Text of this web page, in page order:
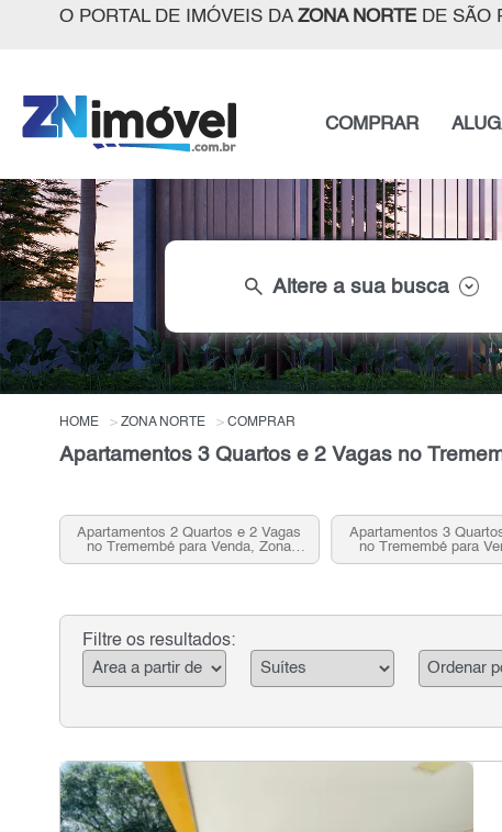
O PORTAL DE IMÓVEIS DA ZONA NORTEDE SÃO
COMPRAR
search Altere a sua busca
HOME ZONA NORTE COMPRAR
Apartamentos 3 Quartos e 2 Vagas no
Apartamentos 2 Quartos e 2 Vagas
no Tremembé para Venda, Zona
Norte, SP
Apartamentos 3
no Tremembé para
Norte, SP
Filtre os resultados: